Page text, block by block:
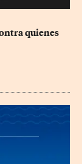
quienes